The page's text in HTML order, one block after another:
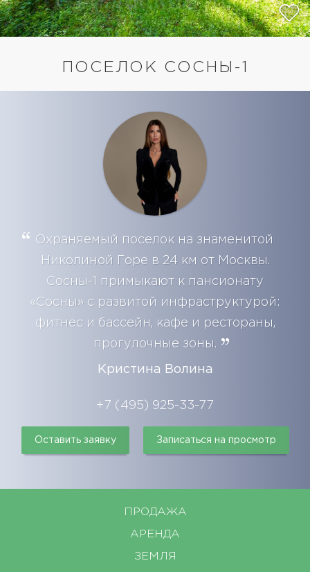
ПОСЕЛОК СОСНЫ-1
Охраняемый поселок на знаменитой
Николиной Горе в 24 км от Москвы.
Сосны-1 примыкают к пансионату
«Сосны» с развитой инфраструктурой:
фитнес и бассейн, кафе и рестораны,
прогулочные зоны.
Кристина Волина
+7 (495) 925-33-77
Оставить заявку Записаться на просмотр
ПРОДАЖА
АРЕНДА
ЗЕМЛЯ